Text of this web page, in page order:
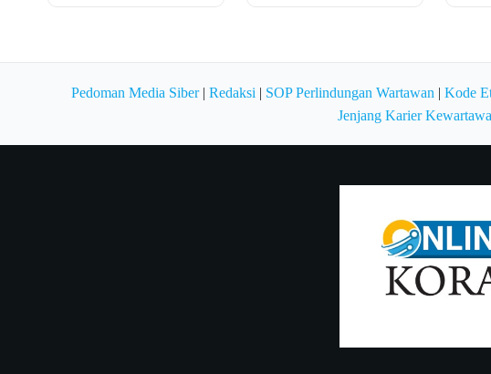
Pedoman Media Siber| Redaksi | SOP Perlindungan Wartawan | Kode
Jenjang Karier